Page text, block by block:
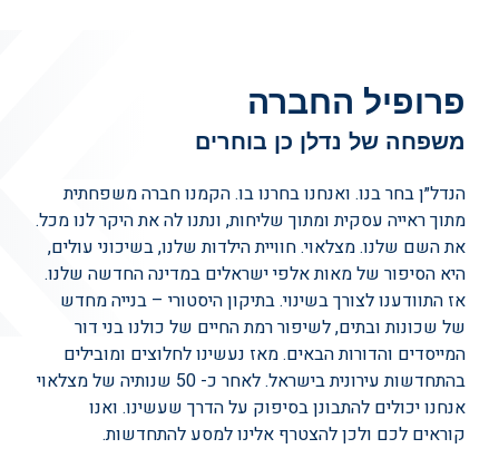
פרופיל החברה
משפחה של נדלן כן בוחרים
הנדל״ן בחר בנו. ואנחנו בחרנו בו. הקמנו חברה משפחתית
מתוך ראייה עסקית ומתוך שליחות, ונתנו לה את היקר לנו מכל.
את השם שלנו. מצלאוי. חוויית הילדות שלנו, בשיכוני עולים,
היא הסיפור של מאות אלפי ישראלים במדינה החדשה שלנו.
אז התוודענו לצורך בשינוי. בתיקון היסטורי – בנייה מחדש
של שכונות ובתים, לשיפור רמת החיים של כולנו בני דור
המייסדים והדורות הבאים. מאז נעשינו לחלוצים ומובילים
בהתחדשות עירונית בישראל. לאחר כ- 50 שנותיה של מצלאוי
אנחנו יכולים להתבונן בסיפוק על הדרך שעשינו. ואנו
קוראים לכם ולכן להצטרף אלינו למסע להתחדשות.